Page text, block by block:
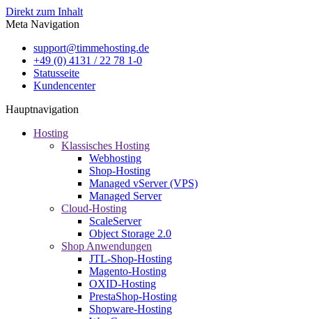
Direkt zum Inhalt
Meta Navigation
support@timmehosting.de
+49 (0) 4131 / 22 78 1-0
Statusseite
Kundencenter
Hauptnavigation
Hosting
Klassisches Hosting
Webhosting
Shop-Hosting
Managed vServer (VPS)
Managed Server
Cloud-Hosting
ScaleServer
Object Storage 2.0
Shop Anwendungen
JTL-Shop-Hosting
Magento-Hosting
OXID-Hosting
PrestaShop-Hosting
Shopware-Hosting